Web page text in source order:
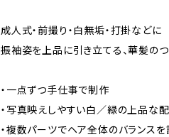
成人式・前撮り・白無垢・打掛などに
振袖姿を上品に引き立てる、華髪の
・一点ずつ手仕事で制作
・写真映えしやすい白／緑の上品な
・複数パーツでヘア全体のバランス